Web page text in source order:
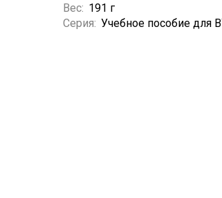
Вес: 191 г
Серия: Учебное пособие для